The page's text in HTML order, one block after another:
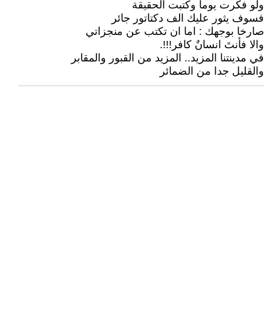
ولو فكرت يوما وكتبت الحقيقة
فسوف يثور عليك الف دكتاتور جائر
صارخا بوجهك : اما ان تكتب عن منجزاتي
والا فأنتَ انسانٌ كافر!!!.
في مدينتنا المزيد.. المزيد من القبور والمقابر
والقليل جدا من الضمائر